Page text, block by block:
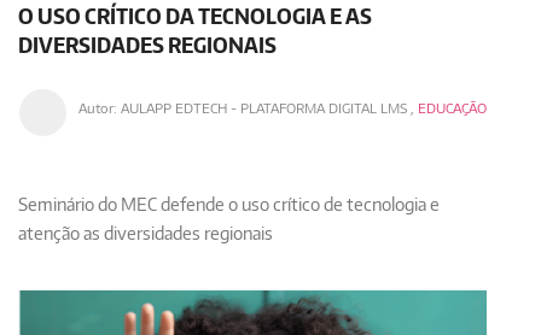
O USO CRÍTICO DA TECNOLOGIA E AS
DIVERSIDADES REGIONAIS
Autor: AULAPP EDTECH - PLATAFORMA DIGITAL LMS, EDUCAÇÃO
Seminário do MEC defende o uso crítico de tecnologia e
atenção as diversidades regionais